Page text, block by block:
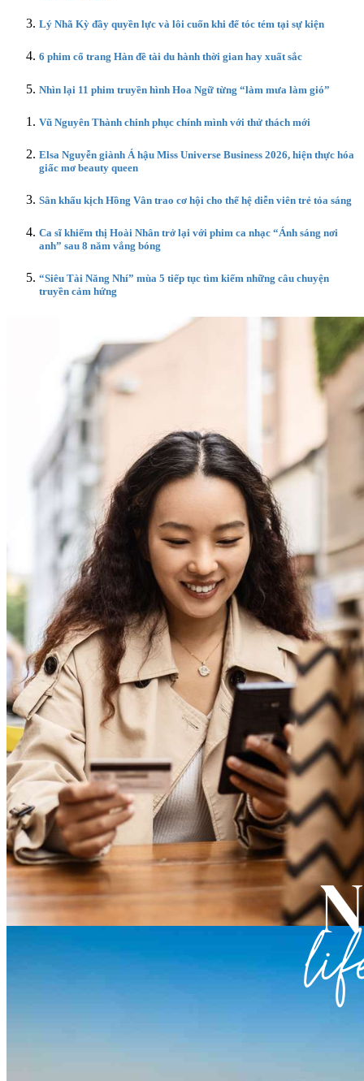
Lý Nhã Kỳ đầy quyền lực và lôi cuốn khi để tóc tém tại sự kiện
6 phim cổ trang Hàn đề tài du hành thời gian hay xuất sắc
Nhìn lại 11 phim truyền hình Hoa Ngữ từng “làm mưa làm gió”
Vũ Nguyên Thành chinh phục chính mình với thử thách mới
Elsa Nguyễn giành Á hậu Miss Universe Business 2026, hiện thực hóa
giấc mơ beauty queen
Sân khấu kịch Hồng Vân trao cơ hội cho thế hệ diễn viên trẻ tỏa sáng
Ca sĩ khiếm thị Hoài Nhân trở lại với phim ca nhạc “Ánh sáng nơi
anh” sau 8 năm vắng bóng
“Siêu Tài Năng Nhí” mùa 5 tiếp tục tìm kiếm những câu chuyện
truyền cảm hứng